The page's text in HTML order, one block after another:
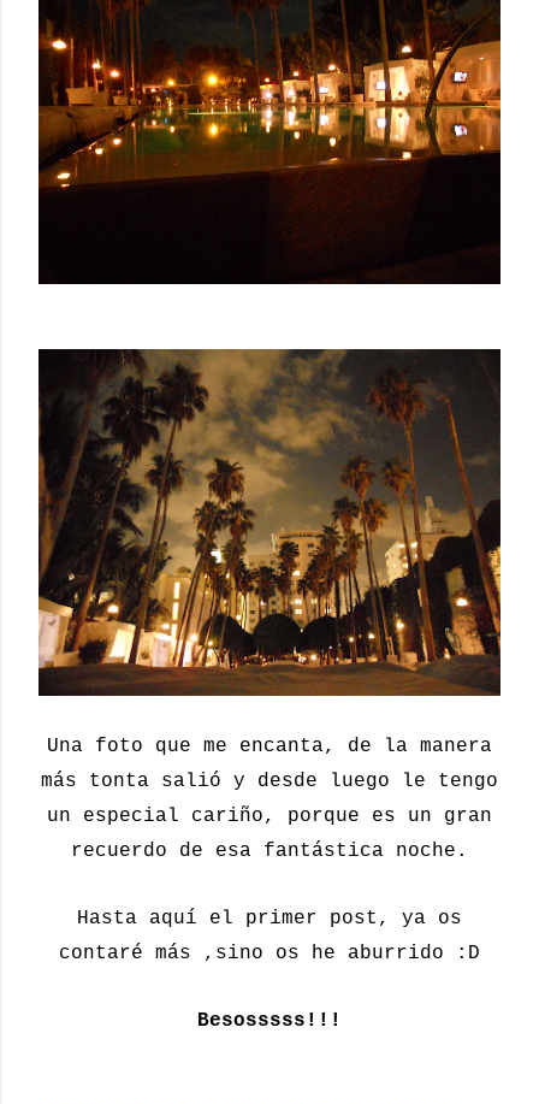
Una foto que me encanta, de la manera
más tonta salió y desde luego le tengo
un especial cariño, porque es un gran
recuerdo de esa fantástica noche.
Hasta aquí el primer post, ya os
contaré más ,sino os he aburrido :D
Besosssss!!!